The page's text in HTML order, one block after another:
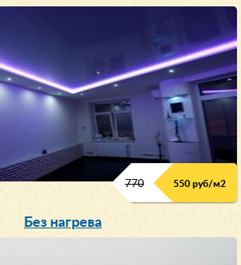
770 550 руб/м2
Без нагрева